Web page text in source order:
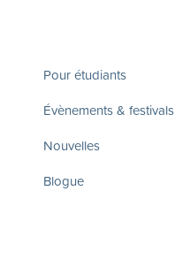
Pour étudiants
Évènements & festivals
Nouvelles
Blogue